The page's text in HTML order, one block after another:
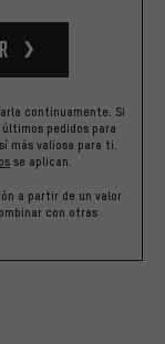
continuamente. Si
pedidos para
más valiosa para ti.
se aplican.
a partir de un valor
con otras